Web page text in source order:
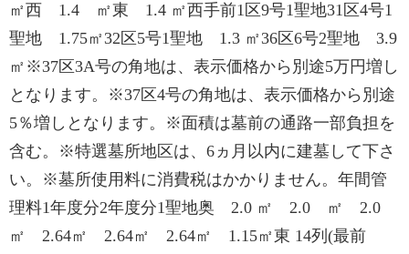
㎡西 1.4 ㎡東 1.4 ㎡西手前1区9号1聖地31区4号1
聖地 1.75㎡32区5号1聖地 1.3 ㎡36区6号2聖地 3.9
㎡※37区3A号の角地は、表示価格から別途5万円増し
となります。※37区4号の角地は、表示価格から別途
5％増しとなります。※面積は墓前の通路一部負担を
含む。※特選墓所地区は、6ヵ月以内に建墓して下さ
い。※墓所使用料に消費税はかかりません。年間管
理料1年度分2年度分1聖地奥 2.0 ㎡ 2.0 ㎡ 2.0
㎡ 2.64㎡ 2.64㎡ 2.64㎡ 1.15㎡東 14列(最前